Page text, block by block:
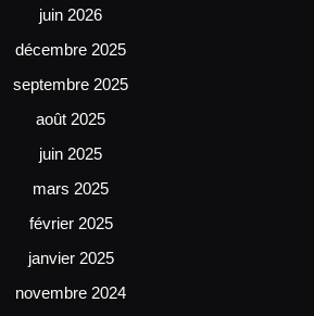
juin 2026
décembre 2025
septembre 2025
août 2025
juin 2025
mars 2025
février 2025
janvier 2025
novembre 2024